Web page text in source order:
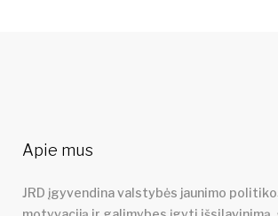
Apie mus
JRD įgyvendina valstybės jaunimo